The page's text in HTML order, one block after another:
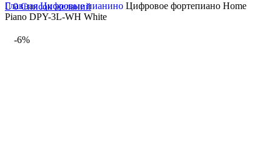
0Список желаний
ГлавнаяЦифровые пианино Цифровое фортепиано Home
Piano DPY-3L-WH White
-6%